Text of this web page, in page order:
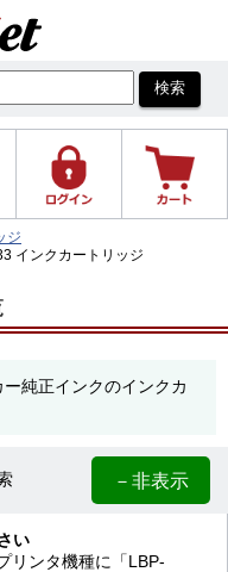
ジ
インクカートリッジ
純正インクのインクカ
－非表示
い
リンタ機種に「LBP-